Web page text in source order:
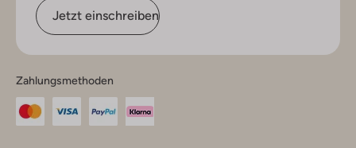
Jetzt einschreiben
Zahlungsmethoden